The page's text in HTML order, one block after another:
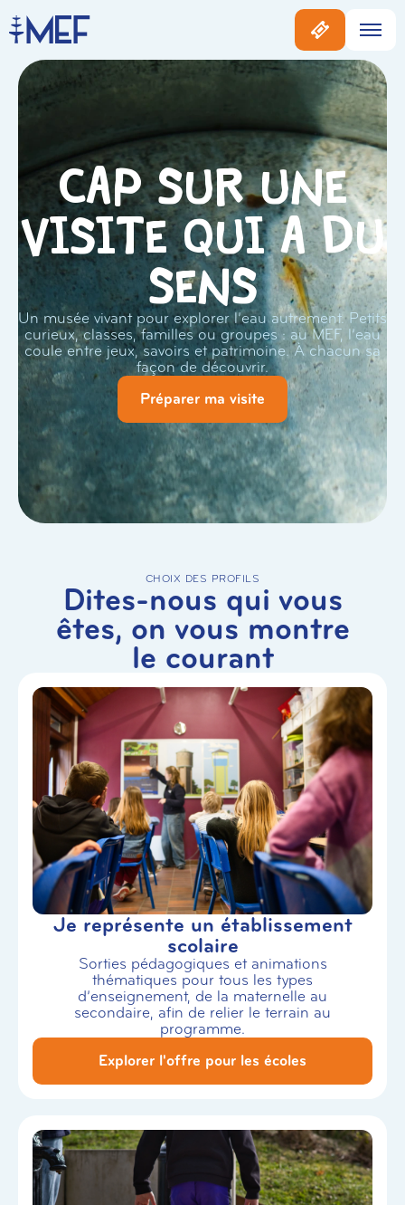
Cap sur une
visite qui a du
sens
Un musée vivant pour explorer l’eau autrement. Petits
curieux, classes, familles ou groupes : au MEF, l’eau
coule entre jeux, savoirs et patrimoine. À chacun sa
façon de découvrir.
Préparer ma visite
CHOIX DES PROFILS
Dites-nous qui vous
êtes, on vous montre
le courant
Je représente un établissement
scolaire
Sorties pédagogiques et animations
thématiques pour tous les types
d’enseignement, de la maternelle au
secondaire, afin de relier le terrain au
programme.
Explorer l'offre pour les écoles